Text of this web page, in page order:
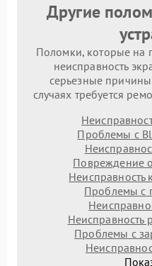
Другие
Поломки, которые на
неисправность
серьезные
случаях требуется
Проблемы с
Повреждение
Неисправность
Проблемы с
Неисправность
Проблемы с